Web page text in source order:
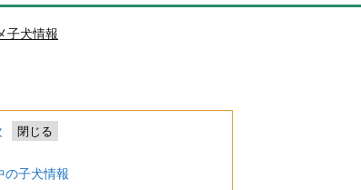
子犬情報
の子犬情報